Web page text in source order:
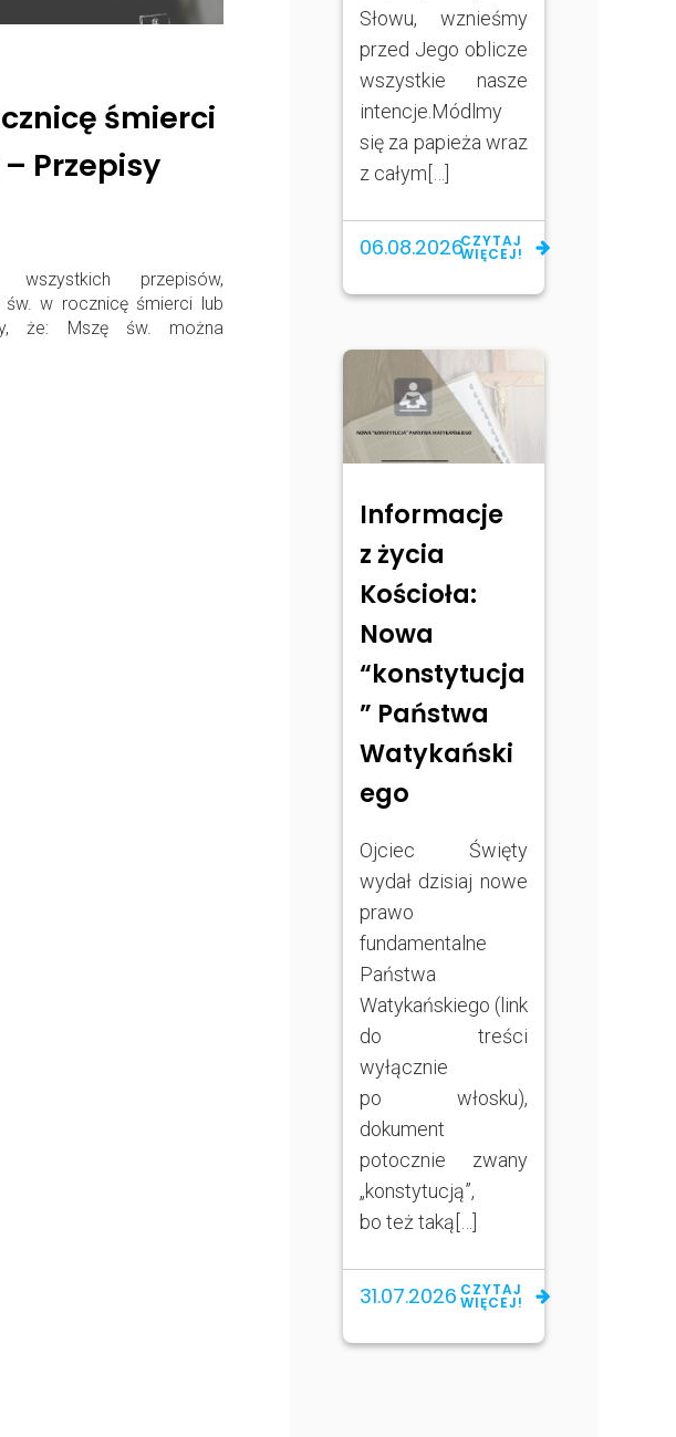
śmierci
Przepisy
przepisów,
w rocznicę śmierci lub
że: Mszę św. można
Słowu, wznieśmy
przed Jego oblicze
wszystkie nasze
intencje.Módlmy
się za papieża wraz
z całym[…]
06.08.2026CZYTAJ
WIĘCEJ!
Informacje
z życia
Kościoła:
Nowa
“konstytucja
” Państwa
Watykański
ego
Ojciec Święty
wydał dzisiaj nowe
prawo
fundamentalne
Państwa
Watykańskiego (link
do treści
wyłącznie
po włosku),
dokument
potocznie zwany
„konstytucją”,
bo też taką[…]
31.07.2026 CZYTAJ
WIĘCEJ!